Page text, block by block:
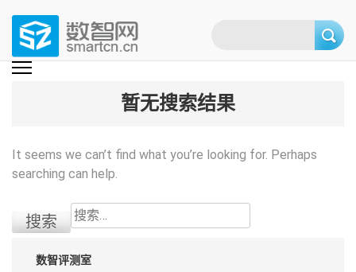
content
(Press
数智网
智能家居第一资讯门户 | 智能家居系统，智能家居产品，智能家居解决方
暂无搜索结果
It seems we can’t find what you’re looking for. Perhaps
searching can help.
搜
索：
数智评测室